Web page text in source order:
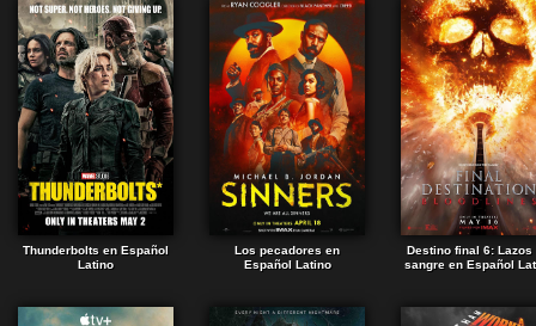
Thunderbolts en Español
Latino
Los pecadores en
Español Latino
Destino final 6: Lazos
sangre en Español